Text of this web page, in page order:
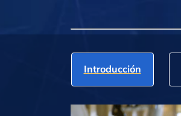
Introducción